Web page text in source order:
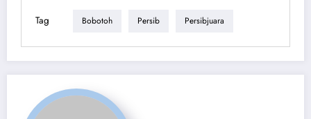
Tag Bobotoh Persib Persibjuara